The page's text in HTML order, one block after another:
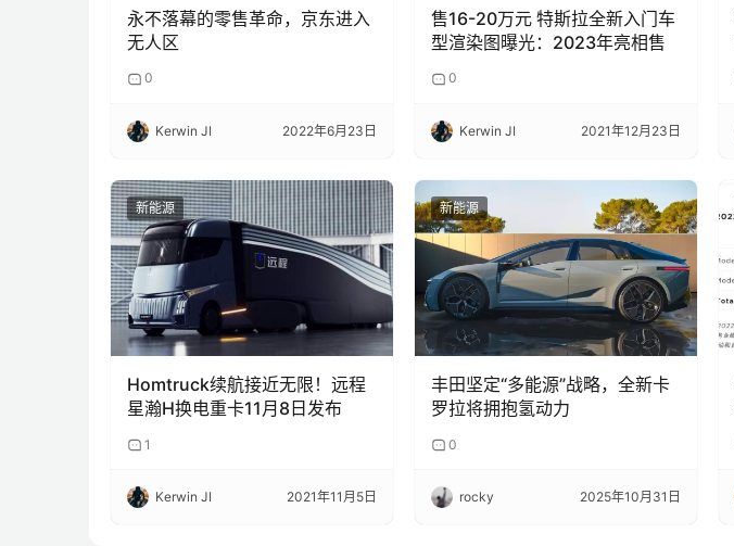
永不落幕的零售革命，京东进入
无人区
0
Kerwin JI 2022年6月23日
售16-20万元 特斯拉全新入门车
型渲染图曝光：2023年亮相售
0
Kerwin JI 2021年12月23日
新能源
Homtruck续航接近无限！远程
星瀚H换电重卡11月8日发布
1
Kerwin JI 2021年11月5日
新能源
丰田坚定“多能源”战略，全新卡
罗拉将拥抱氢动力
0
rocky 2025年10月31日